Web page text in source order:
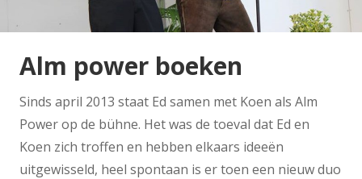
Alm power boeken
Sinds april 2013 staat Ed samen met Koen als Alm
Power op de bühne. Het was de toeval dat Ed en
Koen zich troffen en hebben elkaars ideeën
uitgewisseld, heel spontaan is er toen een nieuw duo